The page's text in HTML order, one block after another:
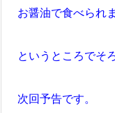
お醤油で食べられま
というところでそ
次回予告です。